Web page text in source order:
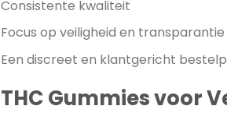
Consistente kwaliteit
Focus op veiligheid en transparantie
Een discreet en klantgericht
THC Gummies voor